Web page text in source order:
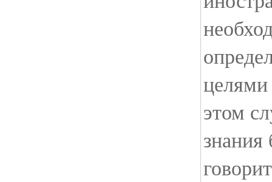
целями
этом
знания